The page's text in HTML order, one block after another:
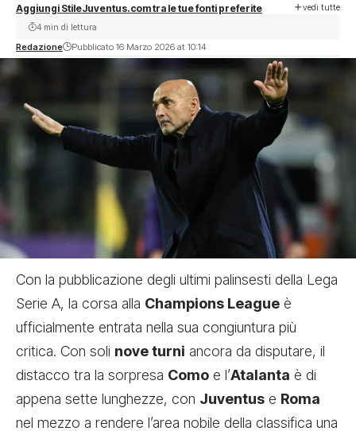
Aggiungi StileJuventus.com tra le tue fonti preferite vedi tutte
Redazione Pubblicato 16 Marzo 2026 at 10:14
4 min di lettura
Con la pubblicazione degli ultimi palinsesti della Lega
Serie A, la corsa alla Champions League è
ufficialmente entrata nella sua congiuntura più
critica. Con soli nove turni ancora da disputare, il
distacco tra la sorpresa Como e l’Atalanta è di
appena sette lunghezze, con Juventus e Roma
nel mezzo a rendere l’area nobile della classifica una